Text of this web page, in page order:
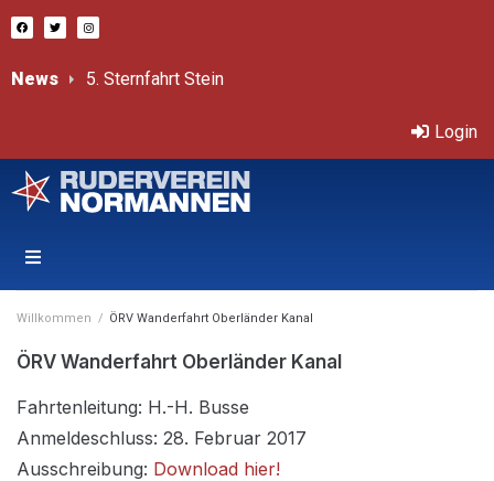
News Bericht von Sprint-ÖM
Login
Willkommen / ÖRV Wanderfahrt Oberländer Kanal
ÖRV Wanderfahrt Oberländer Kanal
Fahrtenleitung: H.-H. Busse
Anmeldeschluss: 28. Februar 2017
Ausschreibung: Download hier!